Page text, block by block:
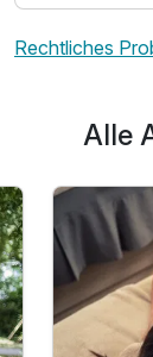
Rechtliches
Alle